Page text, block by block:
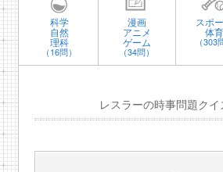
科学
自然
理科
（16問）
漫画
アニメ
ゲーム
（34問）
スポ
体育
（303
レスラーの時事問題クイ